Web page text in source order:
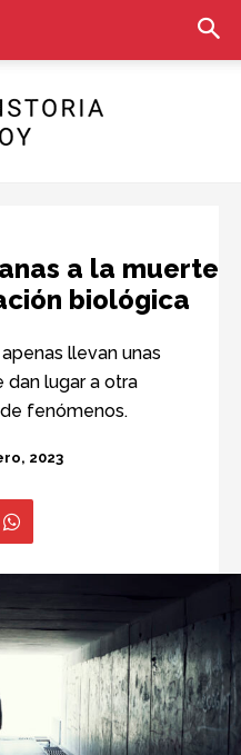
a la muerte
biológica
llevan unas
dan lugar a otra
fenómenos.
2023